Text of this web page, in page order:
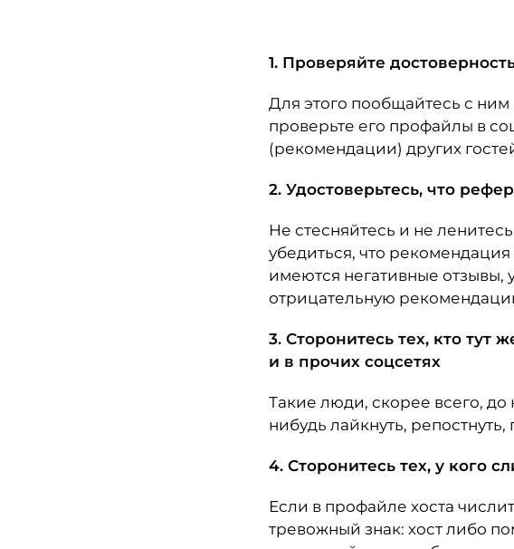
1. Проверяйте
Для этого пообщайтесь с
проверьте его профайлы в
(рекомендации) других
2. Удостоверьтесь, что
Не стесняйтесь и не
убедиться, что
имеются негативные отзывы,
отрицательную
3. Сторонитесь тех, кто тут
и в прочих соцсетях
Такие люди, скорее всего, до
нибудь лайкнуть,
4. Сторонитесь тех, у кого
Если в профайле хоста
тревожный знак: хост либо